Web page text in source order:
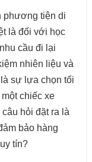
phương tiện di
là đối với học
cầu đi lại
nhiên liệu và
sự lựa chọn tối
chiếc xe
hỏi đặt ra là
bảo hàng
tín?